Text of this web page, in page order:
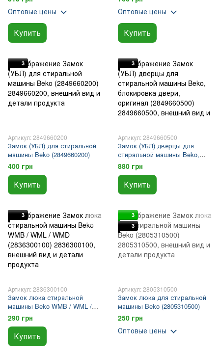
148PL00, 00225140, AC4402)
Оптовые цены
Купить
Оптовые цены
Купить
3
Артикул: 2849660200
Замок (УБЛ) для стиральной
машины Beko (2849660200)
400 грн
Купить
3
Артикул: 2849660500
Замок (УБЛ) дверцы для
стиральной машины Beko,
блокировка двери, оригинал
(2849660500)
880 грн
Купить
3
Артикул: 2836300100
Замок люка стиральной
машины Beko WMB / WML /
WMD (2836300100)
290 грн
Купить
3
3
Артикул: 2805310500
Замок люка для стиральной
машины Beko (2805310500)
250 грн
Оптовые цены